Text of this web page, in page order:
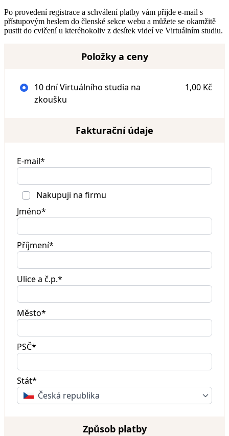
Po provedení registrace a schválení platby vám přijde e-mail s
přístupovým heslem do členské sekce webu a můžete se okamžitě
pustit do cvičení u kteréhokoliv z desítek videí ve Virtuálním studiu.
Položky a ceny
10 dní Virtuálního studia na
zkoušku
1,00 Kč
Fakturační údaje
E-mail*
Nakupuji na firmu
Jméno*
Příjmení*
Ulice a č.p.*
Město*
PSČ*
Stát*
Česká republika
Způsob platby